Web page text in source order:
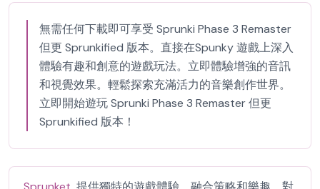
無需任何下載即可享受 Sprunki Phase 3 Remaster
但更 Sprunkified 版本。直接在Spunky 遊戲上深入
體驗有趣和創意的遊戲玩法。立即體驗增強的音訊
和視覺效果。輕鬆探索充滿活力的音樂創作世界。
立即開始遊玩 Sprunki Phase 3 Remaster 但更
Sprunkified 版本！